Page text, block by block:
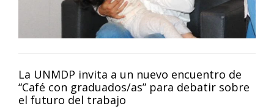
La UNMDP invita a un nuevo encuentro de
“Café con graduados/as” para debatir sobre
el futuro del trabajo